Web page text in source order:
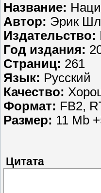
Название:
Автор: Эрик
Издательство:
Год издания:
Страниц: 261
Язык: Русский
Качество:
Формат: FB2,
Размер: 11 Mb
Цитата